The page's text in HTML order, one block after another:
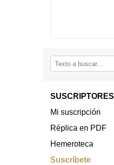
SUSCRIPTORES
Mi suscripción
Réplica en PDF
Hemeroteca
Suscríbete